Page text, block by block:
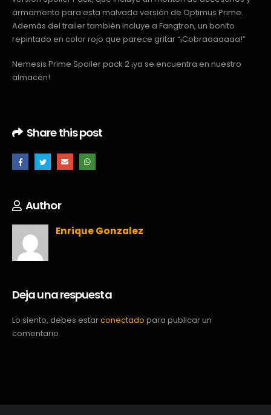
armamento para esta malvada versión de Optimus Prime.
Además del trailer también incluye a Fangtron, un bonito
repintado en color rojo que parece gritar “¡Cobraaaaaaa!”
Nemesis Prime Spoiler pack 2 ¡ya se encuentra en nuestro
almacén!
Share this post
Author
Enrique Gonzalez
Deja una respuesta
Lo siento, debes estarconectado para publicar un
comentario.